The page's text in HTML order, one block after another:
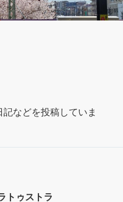
などを投稿していま
トゥストラ